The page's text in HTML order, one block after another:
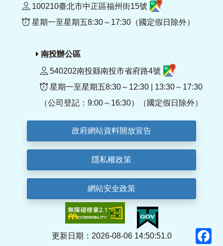
100210臺北市中正區福州街15號
星期一至星期五8:30～17:30（國定假日除外）
南投辦公區
540202南投縣南投市省府路4號
星期一至星期五8:30～12:30 | 13:30～17:30
（公司登記：9:00～16:30）（國定假日除外）
政府網站資料開放宣告
隱私權政策
網站安全政策
更新日期：2026-08-06 14:50:51.0